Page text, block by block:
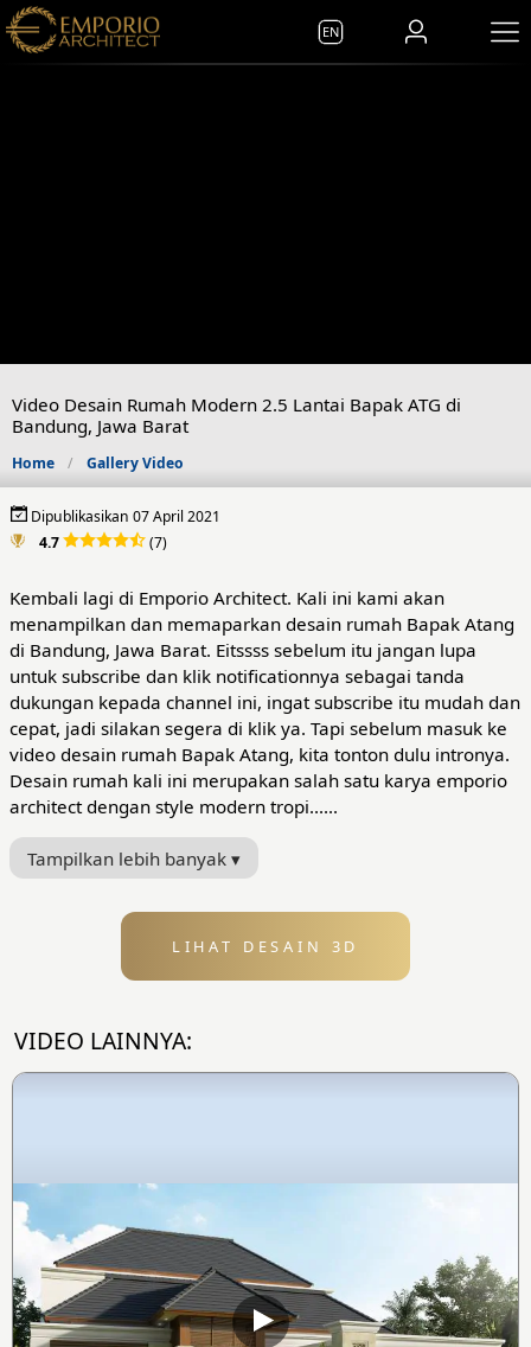
EN
Video Desain Rumah Modern 2.5 Lantai Bapak ATG di
Bandung, Jawa Barat
Home Gallery Video
Dipublikasikan 07 April 2021
4.7
(7)
Kembali lagi di Emporio Architect. Kali ini kami akan
menampilkan dan memaparkan desain rumah Bapak Atang
di Bandung, Jawa Barat. Eitssss sebelum itu jangan lupa
untuk subscribe dan klik notificationnya sebagai tanda
dukungan kepada channel ini, ingat subscribe itu mudah dan
cepat, jadi silakan segera di klik ya. Tapi sebelum masuk ke
video desain rumah Bapak Atang, kita tonton dulu intronya.
Desain rumah kali ini merupakan salah satu karya emporio
architect dengan style modern tropi......
Tampilkan lebih banyak ▾
LIHAT DESAIN 3D
VIDEO LAINNYA: